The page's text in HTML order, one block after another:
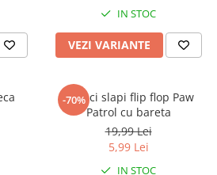
IN STOC
VEZI VARIANTE
-70%
Papuci slapi flip flop Paw
Patrol cu bareta
19,99 Lei
5,99 Lei
IN STOC